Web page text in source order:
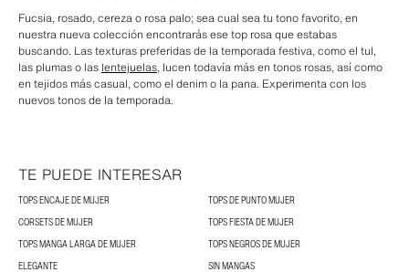
Fucsia, rosado, cereza o rosa palo; sea cual sea tu tono favorito, en
nuestra nueva colección encontrarás ese top rosa que estabas
buscando. Las texturas preferidas de la temporada festiva, como el tul,
las plumas o las lentejuelas, lucen todavía más en tonos rosas, así como
en tejidos más casual, como el denim o la pana. Experimenta con los
nuevos tonos de la temporada.
TE PUEDE INTERESAR
TOPS ENCAJE DE MUJER
TOPS DE PUNTO MUJER
CORSETS DE MUJER
TOPS FIESTA DE MUJER
TOPS MANGA LARGA DE MUJER
TOPS NEGROS DE MUJER
ELEGANTE
SIN MANGAS